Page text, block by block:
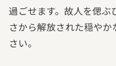
過ごせます。故人を偲ぶ
さから解放された穏や
さい。